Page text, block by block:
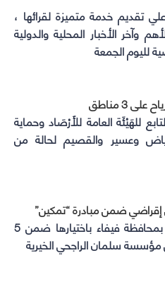
خدمة متميزة لقرائها ،
وآخر الأخبار المحلية والدولية
لليوم الجمعة
3 مناطق
للهَيْئَة العامة للأَرْصَاد وحماية
وعسير والقصيم لحالة من
إقراضي ضمن مبادرة “تمكين”
حظيت لجنة التنمية الاجتماعية بمحافظة فيفاء باختيارها ضمن 5
سلمان الراجحي الخيرية
window)
window)
window)
window)